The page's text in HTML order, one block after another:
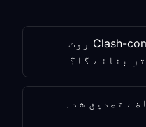
کیا سویڈن کا Clash-compatible روٹ
بنائے گا؟
تصدیق شدہ